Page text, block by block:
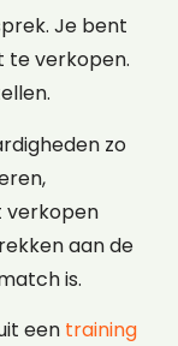
Je bent
te verkopen.
zo
verkopen
aan de
is.
een training